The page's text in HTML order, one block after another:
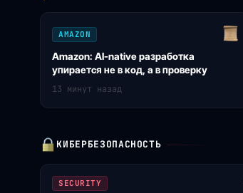
AMAZON
Amazon: AI-native разработка
упирается не в код, а в проверку
13 минут назад
КИБЕРБЕЗОПАСНОСТЬ
SECURITY